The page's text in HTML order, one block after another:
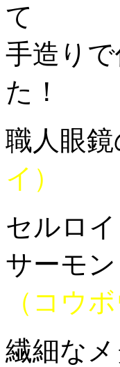
て
手造り
た！
職人眼鏡
イ）
セルロ
サーモ
（コウ
繊細な